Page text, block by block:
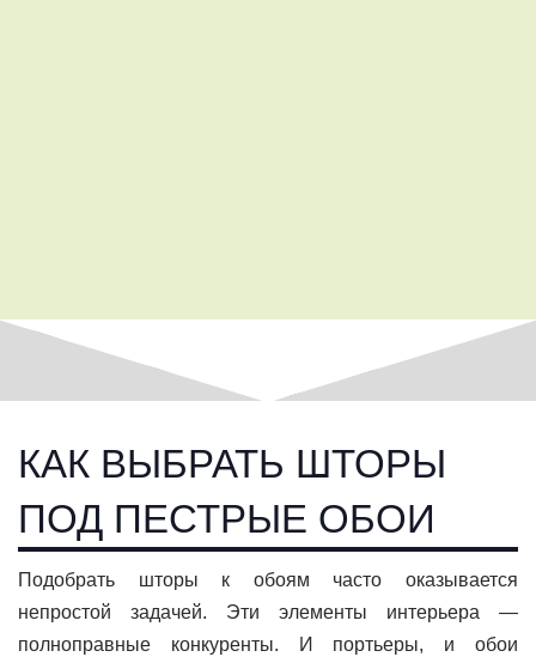
КАК ВЫБРАТЬ ШТОРЫ
ПОД ПЕСТРЫЕ ОБОИ
Подобрать шторы к обоям часто оказывается
непростой задачей. Эти элементы интерьера —
полноправные конкуренты. И портьеры, и обои